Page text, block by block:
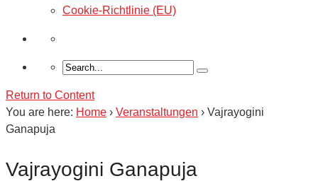
Cookie-Richtlinie (EU)
Return to Content
You are here: Home › Veranstaltungen › Vajrayogini
Ganapuja
Vajrayogini Ganapuja